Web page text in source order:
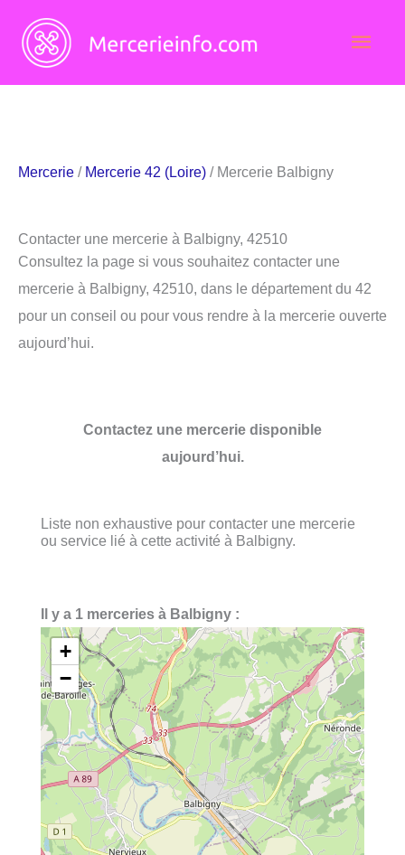
contenu
Mercerie / Mercerie 42 (Loire) / Mercerie Balbigny
Contacter une mercerie à Balbigny, 42510
Consultez la page si vous souhaitez contacter une
mercerie à Balbigny, 42510, dans le département du 42
pour un conseil ou pour vous rendre à la mercerie ouverte
aujourd’hui.
Contactez une mercerie disponible
aujourd’hui.
Liste non exhaustive pour contacter une mercerie
ou service lié à cette activité à Balbigny.
Il y a 1 merceries à Balbigny :
+
−